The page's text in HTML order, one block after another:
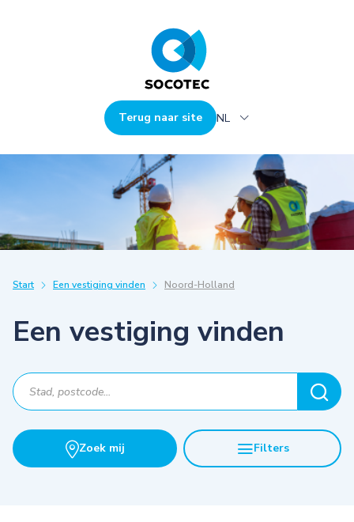
Terug naar site NL
Start Een vestiging vinden Noord-Holland
Een vestiging vinden
Zoek mij Filters